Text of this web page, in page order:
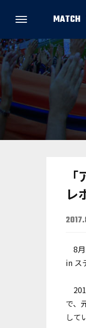
MATCH
レ
8月
in ス
で、
して